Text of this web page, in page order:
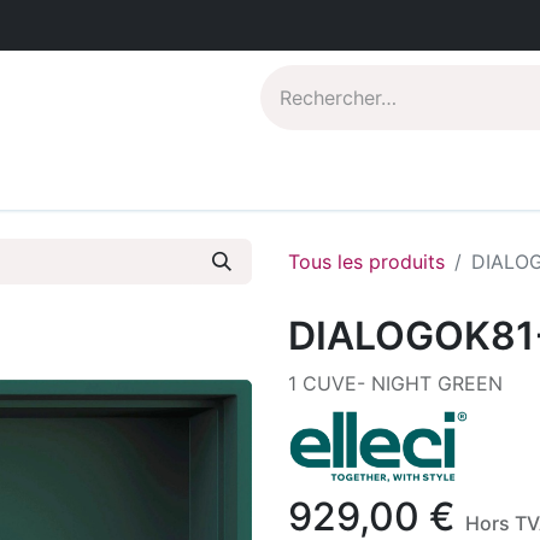
Tous les produits
1 CUVE- NIGHT GREEN
929,00 € Hors